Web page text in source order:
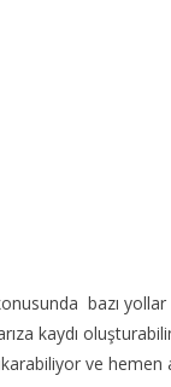
bazı
kaydı
ve hemen